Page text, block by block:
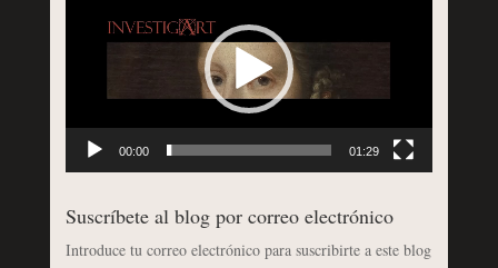
00:00 01:29
Suscríbete al blog por correo electrónico
Introduce tu correo electrónico para suscribirte a este blog